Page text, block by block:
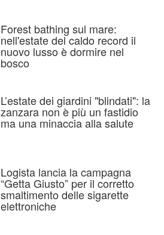
Forest bathing sul mare:
nell'estate del caldo record il
nuovo lusso è dormire nel
bosco
L’estate dei giardini "blindati": la
zanzara non è più un fastidio
ma una minaccia alla salute
Logista lancia la campagna
“Getta Giusto” per il corretto
smaltimento delle sigarette
elettroniche